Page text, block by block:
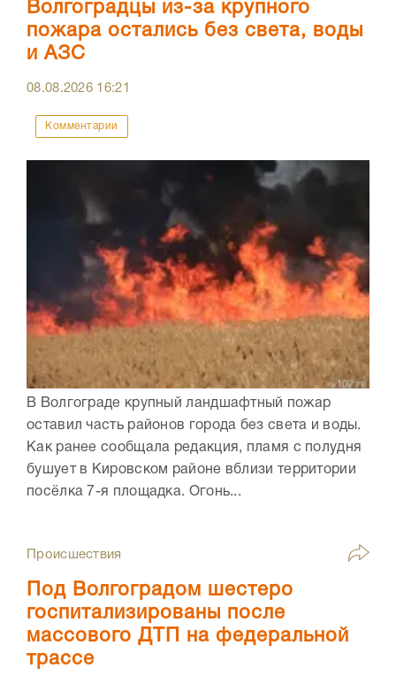
Волгоградцы из-за крупного
пожара остались без света, воды
и АЗС
08.08.2026 16:21
Комментарии
В Волгограде крупный ландшафтный пожар
оставил часть районов города без света и воды.
Как ранее сообщала редакция, пламя с полудня
бушует в Кировском районе вблизи территории
посёлка 7-я площадка. Огонь...
Происшествия
Под Волгоградом шестеро
госпитализированы после
массового ДТП на федеральной
трассе